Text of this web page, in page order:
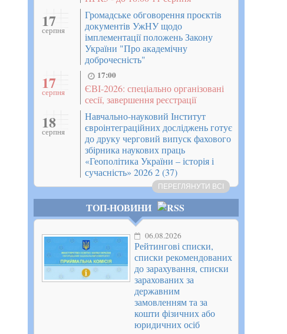
17
серпня
Громадське обговорення проєктів
документів УжНУ щодо
імплементації положень Закону
України "Про академічну
доброчесність"
17
серпня
17:00
ЄВІ-2026: спеціально організовані
сесії, завершення реєстрації
18
серпня
Навчально-науковий Інститут
євроінтеграційних досліджень готує
до друку черговий випуск фахового
збірника наукових праць
«Геополітика України – історія і
сучасність» 2026 2 (37)
ПЕРЕГЛЯНУТИ ВСІ
ТОП-НОВИНИ
06.08.2026
Рейтингові списки,
списки рекомендованих
до зарахування, списки
зарахованих за
державним
замовленням та за
кошти фізичних або
юридичних осіб